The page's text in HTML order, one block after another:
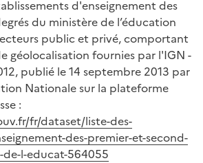
d'enseignement des
du ministère de l’éducation
public et privé, comportant
géolocalisation fournies par l'IGN -
publié le 14 septembre 2013 par
Nationale sur la plateforme
:
fr/dataset/liste-des-
des-premier-et-second-
l-educat-564055